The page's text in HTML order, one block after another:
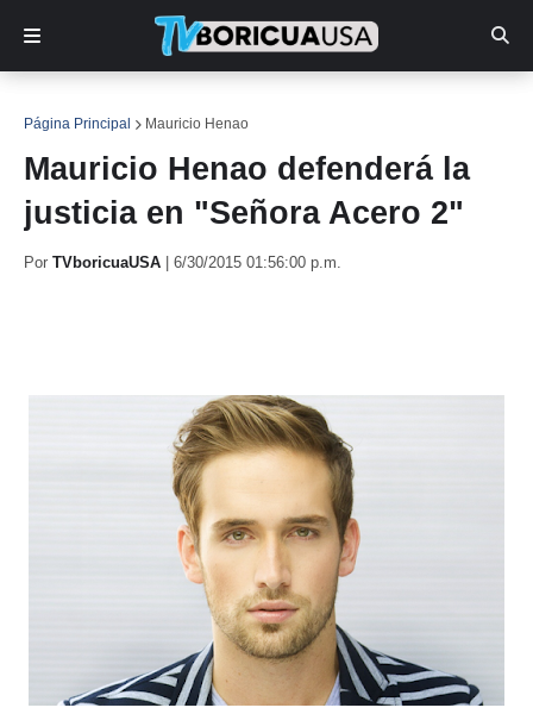
Página Principal Mauricio Henao
Mauricio Henao defenderá la
justicia en "Señora Acero 2"
Por TVboricuaUSA 6/30/2015 01:56:00 p.m.